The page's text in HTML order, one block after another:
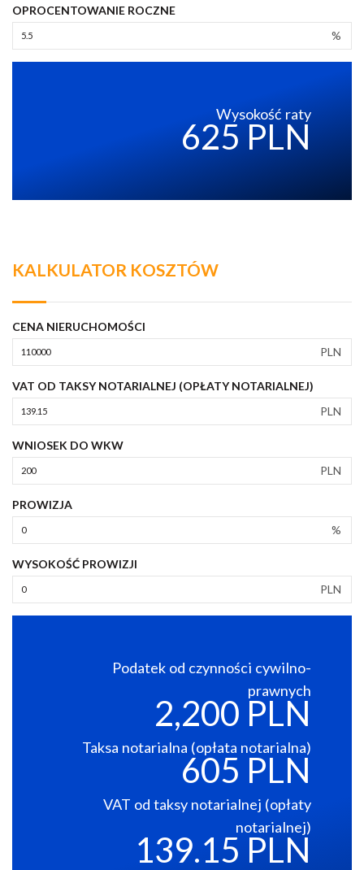
OPROCENTOWANIE ROCZNE
%
Wysokość raty
625 PLN
KALKULATOR KOSZTÓW
CENA NIERUCHOMOŚCI
PLN
VAT OD TAKSY NOTARIALNEJ (OPŁATY NOTARIALNEJ)
PLN
WNIOSEK DO WKW
PLN
PROWIZJA
%
WYSOKOŚĆ PROWIZJI
PLN
Podatek od czynności cywilno-
prawnych
2,200 PLN
Taksa notarialna (opłata notarialna)
605 PLN
VAT od taksy notarialnej (opłaty
notarialnej)
139.15 PLN